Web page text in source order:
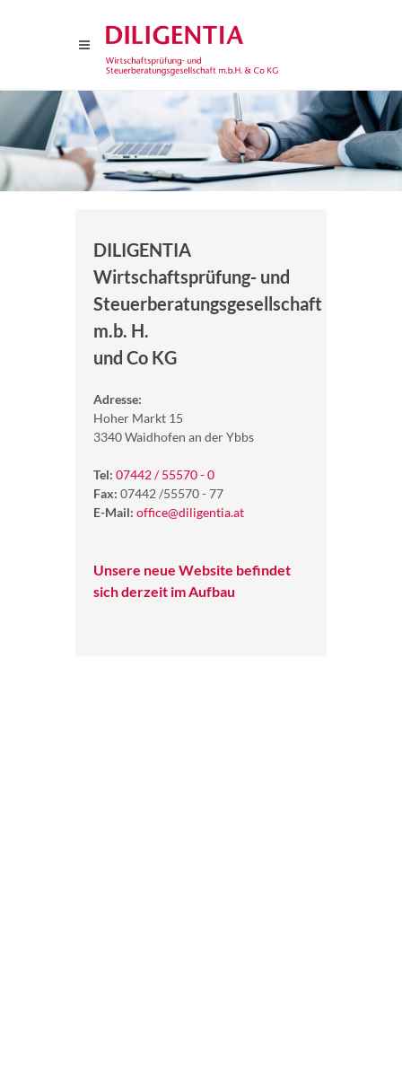
DILIGENTIA
Wirtschaftsprüfung- und
Steuerberatungsgesellschaft
m.b. H.
und Co KG
Adresse:
Hoher Markt 15
3340 Waidhofen an der Ybbs
Tel: 07442 / 55570 - 0
Fax: 07442 /55570 - 77
E-Mail: office@diligentia.at
Unsere neue Website befindet
sich derzeit im Aufbau